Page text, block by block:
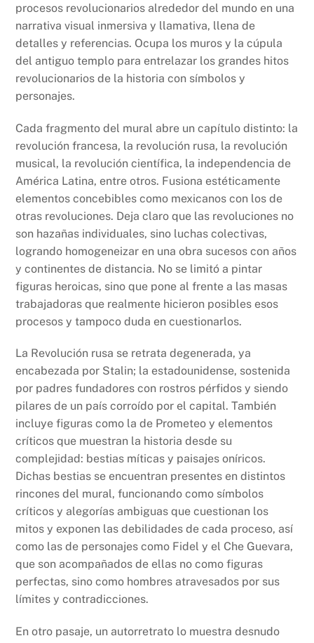
procesos revolucionarios alrededor del mundo en una
narrativa visual inmersiva y llamativa, llena de
detalles y referencias. Ocupa los muros y la cúpula
del antiguo templo para entrelazar los grandes hitos
revolucionarios de la historia con símbolos y
personajes.
Cada fragmento del mural abre un capítulo distinto: la
revolución francesa, la revolución rusa, la revolución
musical, la revolución científica, la independencia de
América Latina, entre otros. Fusiona estéticamente
elementos concebibles como mexicanos con los de
otras revoluciones. Deja claro que las revoluciones no
son hazañas individuales, sino luchas colectivas,
logrando homogeneizar en una obra sucesos con años
y continentes de distancia. No se limitó a pintar
figuras heroicas, sino que pone al frente a las masas
trabajadoras que realmente hicieron posibles esos
procesos y tampoco duda en cuestionarlos.
La Revolución rusa se retrata degenerada, ya
encabezada por Stalin; la estadounidense, sostenida
por padres fundadores con rostros pérfidos y siendo
pilares de un país corroído por el capital. También
incluye figuras como la de Prometeo y elementos
críticos que muestran la historia desde su
complejidad: bestias míticas y paisajes oníricos.
Dichas bestias se encuentran presentes en distintos
rincones del mural, funcionando como símbolos
críticos y alegorías ambiguas que cuestionan los
mitos y exponen las debilidades de cada proceso, así
como las de personajes como Fidel y el Che Guevara,
que son acompañados de ellas no como figuras
perfectas, sino como hombres atravesados por sus
límites y contradicciones.
En otro pasaje, un autorretrato lo muestra desnudo